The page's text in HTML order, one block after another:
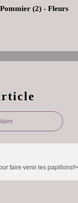
Pommier (2) - Fleurs
faire venir les